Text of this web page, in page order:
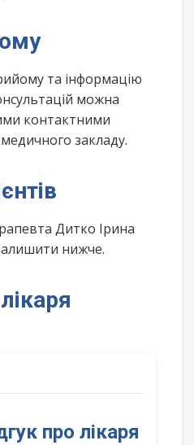
та інформацію
можна
контактними
закладу.
Дитко Ірина
нижче.
про лікаря